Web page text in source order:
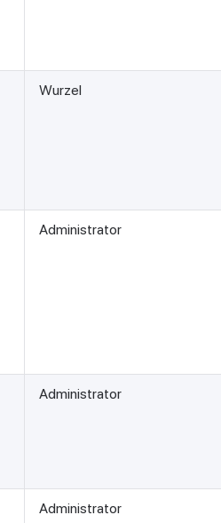
Wurzel
Administrator
Administrator
Administrator